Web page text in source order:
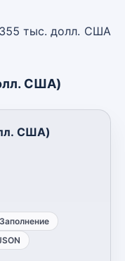
тыс. долл. США
США)
США)
Заполнение